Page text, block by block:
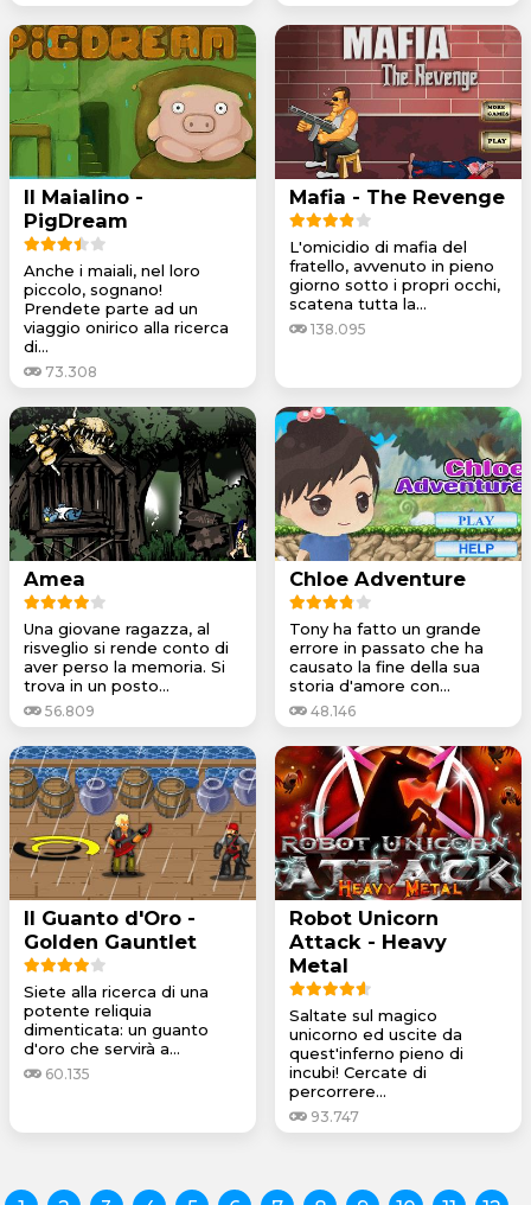
Il Maialino -
PigDream
Anche i maiali, nel loro
piccolo, sognano!
Prendete parte ad un
viaggio onirico alla ricerca
di...
73.308
Mafia - The Revenge
L'omicidio di mafia del
fratello, avvenuto in pieno
giorno sotto i propri occhi,
scatena tutta la...
138.095
Amea
Una giovane ragazza, al
risveglio si rende conto di
aver perso la memoria. Si
trova in un posto...
56.809
Chloe Adventure
Tony ha fatto un grande
errore in passato che ha
causato la fine della sua
storia d'amore con...
48.146
Il Guanto d'Oro -
Golden Gauntlet
Siete alla ricerca di una
potente reliquia
dimenticata: un guanto
d'oro che servirà a...
60.135
Robot Unicorn
Attack - Heavy
Metal
Saltate sul magico
unicorno ed uscite da
quest'inferno pieno di
incubi! Cercate di
percorrere...
93.747